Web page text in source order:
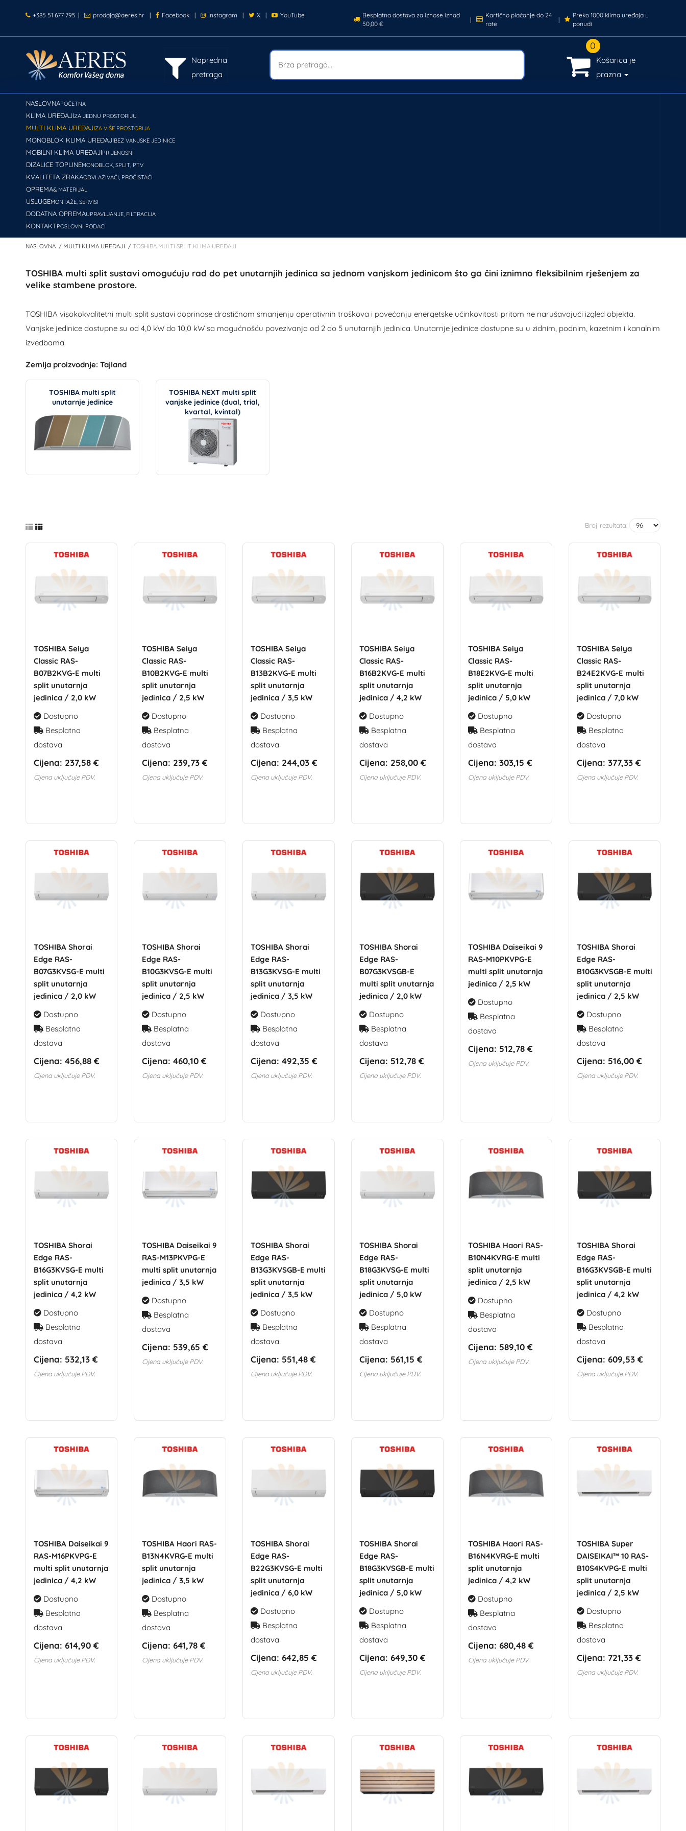
+385 51 677 795 | prodaja@aeres.hr | Facebook | Instagram | X | YouTube
Besplatna dostava za iznose iznad
50,00 €
|
Kartično plaćanje do 24
rate
|
Preko 1000 klima uređaja u
ponudi
Napredna
pretraga
0
Košarica je
prazna
NASLOVNAPOČETNA
KLIMA UREĐAJIZA JEDNU PROSTORIJU
MULTI KLIMA UREĐAJIZA VIŠE PROSTORIJA
MONOBLOK KLIMA UREĐAJIBEZ VANJSKE JEDINICE
MOBILNI KLIMA UREĐAJIPRIJENOSNI
DIZALICE TOPLINEMONOBLOK, SPLIT, PTV
KVALITETA ZRAKAODVLAŽIVAČI, PROČISTAČI
OPREMA& MATERIJAL
USLUGEMONTAŽE, SERVISI
DODATNA OPREMAUPRAVLJANJE, FILTRACIJA
KONTAKTPOSLOVNI PODACI
NASLOVNA MULTI KLIMA UREĐAJI TOSHIBA MULTI SPLIT KLIMA UREĐAJI
TOSHIBA multi split sustavi omogućuju rad do pet unutarnjih jedinica sa jednom vanjskom jedinicom što ga čini iznimno fleksibilnim rješenjem za
velike stambene prostore.
TOSHIBA visokokvalitetni multi split sustavi doprinose drastičnom smanjenju operativnih troškova i povećanju energetske učinkovitosti pritom ne narušavajući izgled objekta.
Vanjske jedinice dostupne su od 4,0 kW do 10,0 kW sa mogućnošću povezivanja od 2 do 5 unutarnjih jedinica. Unutarnje jedinice dostupne su u zidnim, podnim, kazetnim i kanalnim
izvedbama.
Zemlja proizvodnje: Tajland
TOSHIBA multi split
unutarnje jedinice
TOSHIBA NEXT multi split
vanjske jedinice (dual, trial,
kvartal, kvintal)
Broj rezultata:
TOSHIBA Seiya
Classic RAS-
B07B2KVG-E multi
split unutarnja
jedinica / 2,0 kW
Dostupno
Besplatna
dostava
Cijena: 237,58 €
Cijena uključuje PDV.
TOSHIBA Seiya
Classic RAS-
B10B2KVG-E multi
split unutarnja
jedinica / 2,5 kW
Dostupno
Besplatna
dostava
Cijena: 239,73 €
Cijena uključuje PDV.
TOSHIBA Seiya
Classic RAS-
B13B2KVG-E multi
split unutarnja
jedinica / 3,5 kW
Dostupno
Besplatna
dostava
Cijena: 244,03 €
Cijena uključuje PDV.
TOSHIBA Seiya
Classic RAS-
B16B2KVG-E multi
split unutarnja
jedinica / 4,2 kW
Dostupno
Besplatna
dostava
Cijena: 258,00 €
Cijena uključuje PDV.
TOSHIBA Seiya
Classic RAS-
B18E2KVG-E multi
split unutarnja
jedinica / 5,0 kW
Dostupno
Besplatna
dostava
Cijena: 303,15 €
Cijena uključuje PDV.
TOSHIBA Seiya
Classic RAS-
B24E2KVG-E multi
split unutarnja
jedinica / 7,0 kW
Dostupno
Besplatna
dostava
Cijena: 377,33 €
Cijena uključuje PDV.
TOSHIBA Shorai
Edge RAS-
B07G3KVSG-E multi
split unutarnja
jedinica / 2,0 kW
Dostupno
Besplatna
dostava
Cijena: 456,88 €
Cijena uključuje PDV.
TOSHIBA Shorai
Edge RAS-
B10G3KVSG-E multi
split unutarnja
jedinica / 2,5 kW
Dostupno
Besplatna
dostava
Cijena: 460,10 €
Cijena uključuje PDV.
TOSHIBA Shorai
Edge RAS-
B13G3KVSG-E multi
split unutarnja
jedinica / 3,5 kW
Dostupno
Besplatna
dostava
Cijena: 492,35 €
Cijena uključuje PDV.
TOSHIBA Shorai
Edge RAS-
B07G3KVSGB-E
multi split unutarnja
jedinica / 2,0 kW
Dostupno
Besplatna
dostava
Cijena: 512,78 €
Cijena uključuje PDV.
TOSHIBA Daiseikai 9
RAS-M10PKVPG-E
multi split unutarnja
jedinica / 2,5 kW
Dostupno
Besplatna
dostava
Cijena: 512,78 €
Cijena uključuje PDV.
TOSHIBA Shorai
Edge RAS-
B10G3KVSGB-E multi
split unutarnja
jedinica / 2,5 kW
Dostupno
Besplatna
dostava
Cijena: 516,00 €
Cijena uključuje PDV.
TOSHIBA Shorai
Edge RAS-
B16G3KVSG-E multi
split unutarnja
jedinica / 4,2 kW
Dostupno
Besplatna
dostava
Cijena: 532,13 €
Cijena uključuje PDV.
TOSHIBA Daiseikai 9
RAS-M13PKVPG-E
multi split unutarnja
jedinica / 3,5 kW
Dostupno
Besplatna
dostava
Cijena: 539,65 €
Cijena uključuje PDV.
TOSHIBA Shorai
Edge RAS-
B13G3KVSGB-E multi
split unutarnja
jedinica / 3,5 kW
Dostupno
Besplatna
dostava
Cijena: 551,48 €
Cijena uključuje PDV.
TOSHIBA Shorai
Edge RAS-
B18G3KVSG-E multi
split unutarnja
jedinica / 5,0 kW
Dostupno
Besplatna
dostava
Cijena: 561,15 €
Cijena uključuje PDV.
TOSHIBA Haori RAS-
B10N4KVRG-E multi
split unutarnja
jedinica / 2,5 kW
Dostupno
Besplatna
dostava
Cijena: 589,10 €
Cijena uključuje PDV.
TOSHIBA Shorai
Edge RAS-
B16G3KVSGB-E multi
split unutarnja
jedinica / 4,2 kW
Dostupno
Besplatna
dostava
Cijena: 609,53 €
Cijena uključuje PDV.
TOSHIBA Daiseikai 9
RAS-M16PKVPG-E
multi split unutarnja
jedinica / 4,2 kW
Dostupno
Besplatna
dostava
Cijena: 614,90 €
Cijena uključuje PDV.
TOSHIBA Haori RAS-
B13N4KVRG-E multi
split unutarnja
jedinica / 3,5 kW
Dostupno
Besplatna
dostava
Cijena: 641,78 €
Cijena uključuje PDV.
TOSHIBA Shorai
Edge RAS-
B22G3KVSG-E multi
split unutarnja
jedinica / 6,0 kW
Dostupno
Besplatna
dostava
Cijena: 642,85 €
Cijena uključuje PDV.
TOSHIBA Shorai
Edge RAS-
B18G3KVSGB-E multi
split unutarnja
jedinica / 5,0 kW
Dostupno
Besplatna
dostava
Cijena: 649,30 €
Cijena uključuje PDV.
TOSHIBA Haori RAS-
B16N4KVRG-E multi
split unutarnja
jedinica / 4,2 kW
Dostupno
Besplatna
dostava
Cijena: 680,48 €
Cijena uključuje PDV.
TOSHIBA Super
DAISEIKAI™ 10 RAS-
B10S4KVPG-E multi
split unutarnja
jedinica / 2,5 kW
Dostupno
Besplatna
dostava
Cijena: 721,33 €
Cijena uključuje PDV.